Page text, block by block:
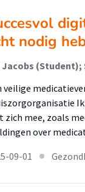
nodig
(Student);
veilige
zich mee, zoals
over
09-01